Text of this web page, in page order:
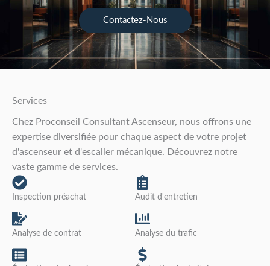
Contactez-Nous
Services
Chez Proconseil Consultant Ascenseur, nous offrons une
expertise diversifiée pour chaque aspect de votre projet
d'ascenseur et d'escalier mécanique. Découvrez notre
vaste gamme de services.
Inspection préachat Audit d'entretien
Analyse de contrat Analyse du trafic